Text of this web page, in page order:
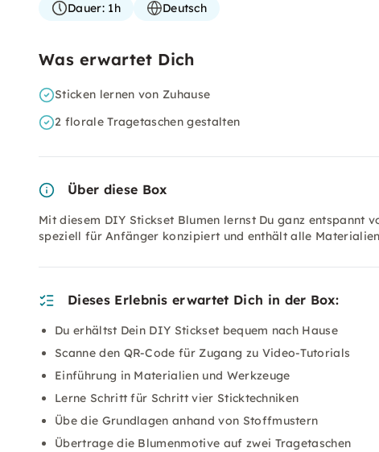
Dauer:1h Deutsch
Was erwartet Dich
Sticken lernen von Zuhause
2 florale Tragetaschen gestalten
Über diese Box
Mit diesem DIY Stickset Blumen lernst Du ganz entspannt
speziell für Anfänger konzipiert und enthält alle
Dieses Erlebnis erwartet Dich in der Box:
Du erhältst Dein DIY Stickset bequem nach Hause
Scanne den QR-Code für Zugang zu Video-Tutorials
Einführung in Materialien und Werkzeuge
Lerne Schritt für Schritt vier Sticktechniken
Übe die Grundlagen anhand von Stoffmustern
Übertrage die Blumenmotive auf zwei Tragetaschen